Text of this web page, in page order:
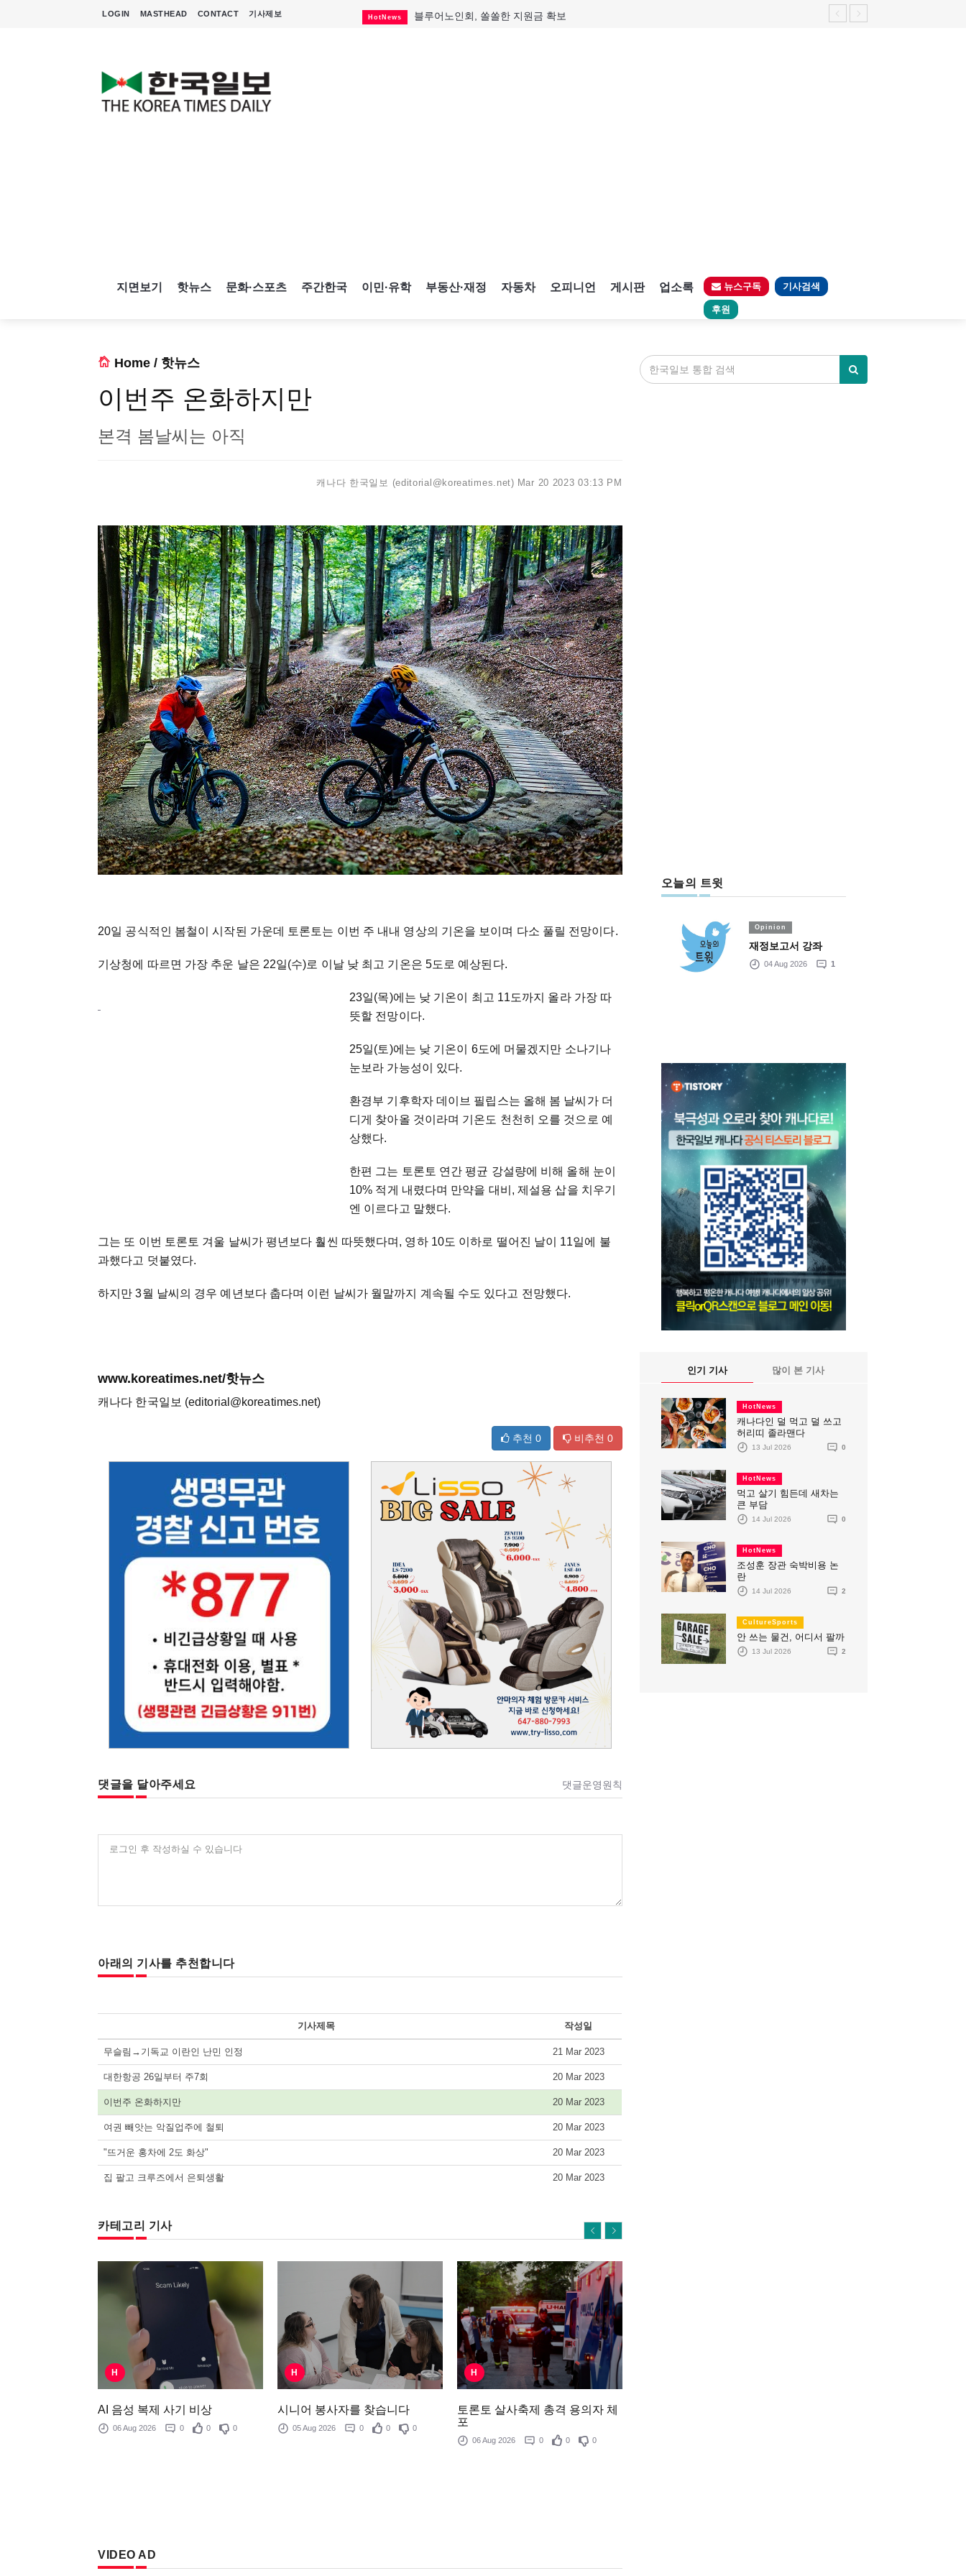
LOGIN MASTHEAD CONTACT 기사제보 HotNews 블루어노인회, 쏠쏠한 지원금 확보
지면보기 핫뉴스 문화·스포츠 주간한국 이민·유학 부동산·재정 자동차 오피니언 게시판 업소록 뉴스구독 기사검색
후원
Home / 핫뉴스
이번주 온화하지만
본격 봄날씨는 아직
캐나다 한국일보 (editorial@koreatimes.net) Mar 20 2023 03:13 PM
20일 공식적인 봄철이 시작된 가운데 토론토는 이번 주 내내 영상의 기온을 보이며 다소 풀릴 전망이다.
기상청에 따르면 가장 추운 날은 22일(수)로 이날 낮 최고 기온은 5도로 예상된다.
23일(목)에는 낮 기온이 최고 11도까지 올라 가장 따
뜻할 전망이다.
25일(토)에는 낮 기온이 6도에 머물겠지만 소나기나
눈보라 가능성이 있다.
환경부 기후학자 데이브 필립스는 올해 봄 날씨가 더
디게 찾아올 것이라며 기온도 천천히 오를 것으로 예
상했다.
한편 그는 토론토 연간 평균 강설량에 비해 올해 눈이
10% 적게 내렸다며 만약을 대비, 제설용 삽을 치우기
엔 이르다고 말했다.
그는 또 이번 토론토 겨울 날씨가 평년보다 훨씬 따뜻했다며, 영하 10도 이하로 떨어진 날이 11일에 불
과했다고 덧붙였다.
하지만 3월 날씨의 경우 예년보다 춥다며 이런 날씨가 월말까지 계속될 수도 있다고 전망했다.
www.koreatimes.net/핫뉴스
캐나다 한국일보 (editorial@koreatimes.net)
추천 0 비추천 0
댓글을 달아주세요 댓글운영원칙
로그인 후 작성하실 수 있습니다
아래의 기사를 추천합니다
기사제목 작성일
무슬림→기독교 이란인 난민 인정 21 Mar 2023
대한항공 26일부터 주7회 20 Mar 2023
이번주 온화하지만 20 Mar 2023
여권 빼앗는 악질업주에 철퇴 20 Mar 2023
"뜨거운 홍차에 2도 화상" 20 Mar 2023
집 팔고 크루즈에서 은퇴생활 20 Mar 2023
카테고리 기사
H
AI 음성 복제 사기 비상
06 Aug 2026 0 0 0
H
시니어 봉사자를 찾습니다
05 Aug 2026 0 0 0
H
토론토 살사축제 총격 용의자 체
포
06 Aug 2026 0 0 0
VIDEO AD
오늘의 트윗
Opinion
재정보고서 강좌
04 Aug 2026 1
인기 기사 많이 본 기사
HotNews
캐나다인 덜 먹고 덜 쓰고
허리띠 졸라맨다
13 Jul 2026 0
HotNews
먹고 살기 힘든데 새차는
큰 부담
14 Jul 2026 0
HotNews
조성훈 장관 숙박비용 논
란
14 Jul 2026 2
CultureSports
안 쓰는 물건, 어디서 팔까
13 Jul 2026 2